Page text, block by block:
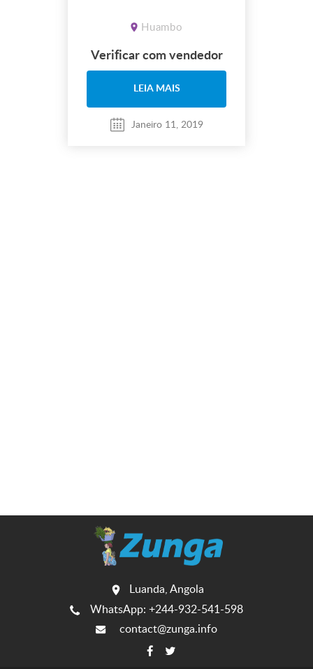
Huambo
Verificar com vendedor
LEIA MAIS
Janeiro 11, 2019
Luanda, Angola
WhatsApp: +244-932-541-598
contact@zunga.info